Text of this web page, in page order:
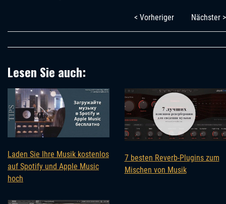
< Vorheriger Nächster >
Lesen Sie auch:
Laden Sie Ihre Musik kostenlos
auf Spotify und Apple Music
hoch
7 besten Reverb-Plugins zum
Mischen von Musik